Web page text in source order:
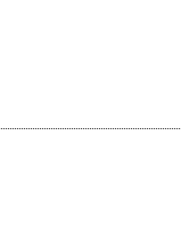
tiktok.tak